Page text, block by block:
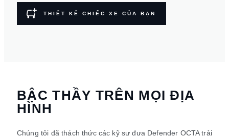
THIẾT KẾ CHIẾC XE CỦA BẠN
BẬC THẦY TRÊN MỌI ĐỊA
HÌNH
Chúng tôi đã thách thức các kỹ sư đưa Defender OCTA trải